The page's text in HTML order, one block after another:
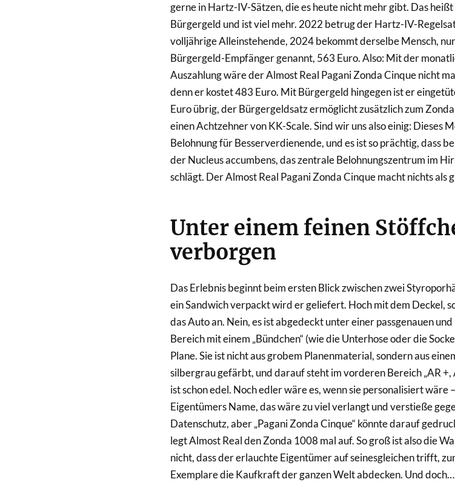
gerne in Hartz-IV-Sätzen, die es heute nicht mehr gibt. Das
Bürgergeld und ist viel mehr. 2022 betrug der Hartz-IV-
volljährige Alleinstehende, 2024 bekommt derselbe Mensch,
Bürgergeld-Empfänger genannt, 563 Euro. Also: Mit der
Auszahlung wäre der Almost Real Pagani Zonda Cinque nicht
denn er kostet 483 Euro. Mit Bürgergeld hingegen ist er
Euro übrig, der Bürgergeldsatz ermöglicht zusätzlich zum
einen Achtzehner von KK-Scale. Sind wir uns also einig: Dieses
Belohnung für Besserverdienende, und es ist so prächtig, dass
der Nucleus accumbens, das zentrale Belohnungszentrum im
schlägt. Der Almost Real Pagani Zonda Cinque macht nichts als
Unter einem feinen
verborgen
Das Erlebnis beginnt beim ersten Blick zwischen zwei
ein Sandwich verpackt wird er geliefert. Hoch mit dem Deckel,
das Auto an. Nein, es ist abgedeckt unter einer passgenauen
Bereich mit einem „Bündchen“ (wie die Unterhose oder die
Plane. Sie ist nicht aus grobem Planenmaterial, sondern aus
silbergrau gefärbt, und darauf steht im vorderen Bereich „AR +,
ist schon edel. Noch edler wäre es, wenn sie personalisiert wäre
Eigentümers Name, das wäre zu viel verlangt und verstieße
Datenschutz, aber „Pagani Zonda Cinque“ könnte darauf
legt Almost Real den Zonda 1008 mal auf. So groß ist also die
nicht, dass der erlauchte Eigentümer auf seinesgleichen trifft,
Exemplare die Kaufkraft der ganzen Welt abdecken. Und